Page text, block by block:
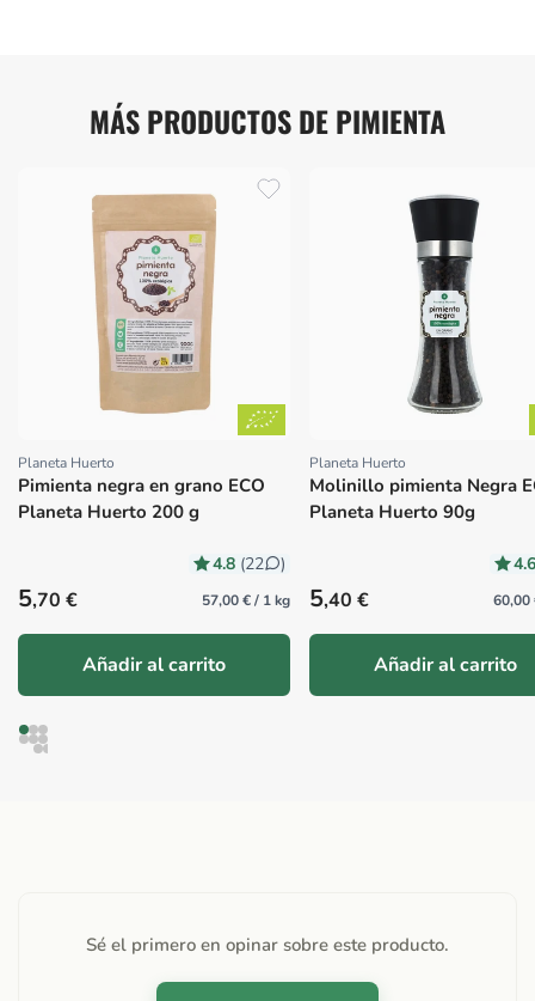
MÁS PRODUCTOS DE PIMIENTA
Proveedor:
Planeta Huerto
Pimienta negra en grano ECO
Planeta Huerto 200 g
4.8 (22 )
Precio habitual
5,70 € 57,00 € / 1 kg
Añadir al carrito
Proveedor:
Planeta Huerto
Molinillo pimienta Negra
Planeta Huerto 90g
Precio habitual
5,40 € 60,00
Añadir al carrito
Sé el primero en opinar sobre este producto.